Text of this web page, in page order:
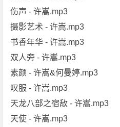
伤声 - 许嵩.mp3
摄影艺术 - 许嵩.mp3
书香年华 - 许嵩.mp3
双人旁 - 许嵩.mp3
素颜 - 许嵩&何曼婷.mp3
叹服 - 许嵩.mp3
天龙八部之宿敌 - 许嵩.mp3
天使 - 许嵩.mp3